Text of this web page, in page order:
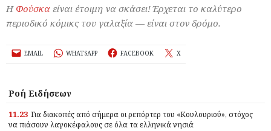
Η Φούσκα είναι έτοιμη να σκάσει! Έρχεται το καλύτερο
περιοδικό κόμικς του γαλαξία — είναι στον δρόμο.
EMAIL WHATSAPP FACEBOOK X
Ροή Ειδήσεων
11.23 Για διακοπές από σήμερα οι ρεπόρτερ του «Κουλουριού», στόχος
να πιάσουν λαγοκέφαλους σε όλα τα ελληνικά νησιά